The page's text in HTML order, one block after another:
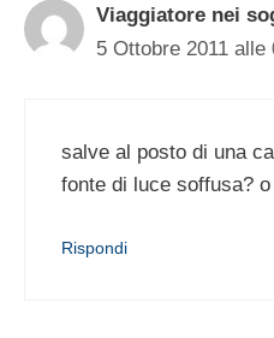
Viaggiatore nei
5 Ottobre 2011 alle
salve al posto di una
fonte di luce soffusa? o
Rispondi